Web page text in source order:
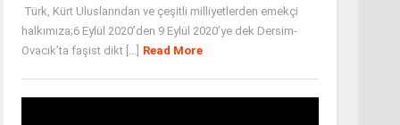
Türk, Kürt Uluslarından ve çeşitli milliyetlerden emekçi
halkımıza;6 Eylül 2020’den 9 Eylül 2020’ye dek Dersim-
Ovacık’ta faşist dikt [...] Read More